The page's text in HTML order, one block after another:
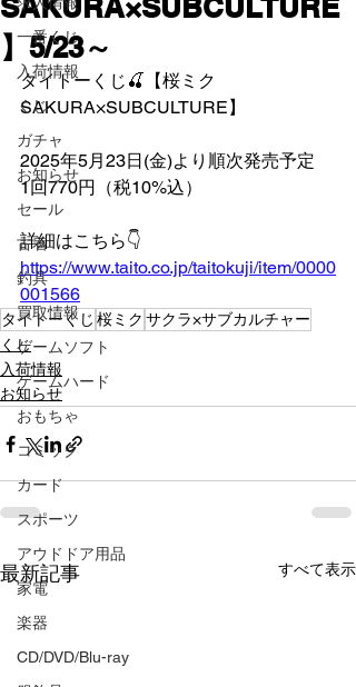
一番くじ
入荷情報
くじ
ガチャ
お知らせ
セール
古着
釣具
買取情報
ゲームソフト
ゲームハード
おもちゃ
コミック
カード
スポーツ
アウドドア用品
家電
楽器
CD/DVD/Blu-ray
SAKURA×SUBCULTURE
】5/23～
タイトーくじ🍒【桜ミク
SAKURA×SUBCULTURE】
2025年5月23日(金)より順次発売予定
1回770円（税10%込）
詳細はこちら👇️
https://www.taito.co.jp/taitokuji/item/0000
001566
タイトーくじ 桜ミク サクラ×サブカルチャー
くじ
入荷情報
お知らせ
最新記事 すべて表示